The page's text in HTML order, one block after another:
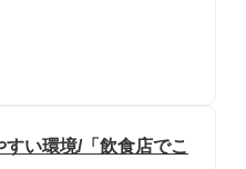
い環境/「飲食店でこ